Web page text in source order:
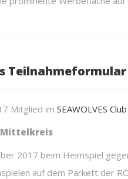
Mitglied im SEAWOLVES
Mittelkreis
2017 beim Heimspiel
auf dem Parkett der